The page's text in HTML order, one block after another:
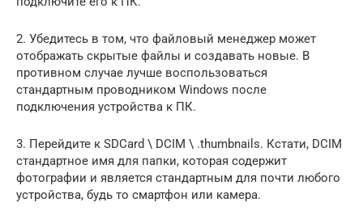
2. Убедитесь в том, что файловый менеджер может
отображать скрытые файлы и создавать новые. В
противном случае лучше воспользоваться
стандартным проводником Windows после
подключения устройства к ПК.
3. Перейдите к SDCard \ DCIM \ .thumbnails. Кстати, DCIM
стандартное имя для папки, которая содержит
фотографии и является стандартным для почти любого
устройства, будь то смартфон или камера.